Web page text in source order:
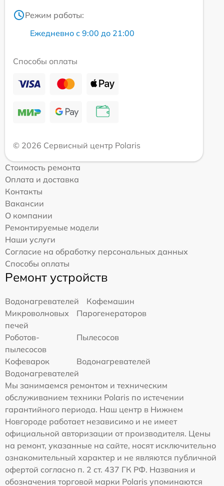
Режим работы:
Ежедневно с 9:00 до 21:00
Способы оплаты
© 2026 Сервисный центр Polaris
Стоимость ремонта
Оплата и доставка
Контакты
Вакансии
О компании
Ремонтируемые модели
Наши услуги
Согласие на обработку персональных данных
Способы оплаты
Ремонт устройств
Водонагревателей
Кофемашин
Микроволновых
печей
Парогенераторов
Роботов-
пылесосов
Пылесосов
Кофеварок
Водонагревателей
Водонагревателей
Мы занимаемся ремонтом и техническим
обслуживанием техники Polaris по истечении
гарантийного периода. Наш центр в Нижнем
Новгороде работает независимо и не имеет
официальной авторизации от производителя. Цены
на ремонт, указанные на сайте, носят исключительно
ознакомительный характер и не являются публичной
офертой согласно п. 2 ст. 437 ГК РФ. Названия и
обозначения торговой марки Polaris упоминаются